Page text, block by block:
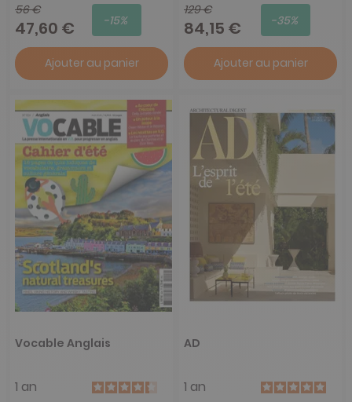
56 €
47,60 € -15%
Ajouter au panier
129 €
84,15 € -35%
Ajouter au panier
Vocable Anglais
1 an
AD
1 an